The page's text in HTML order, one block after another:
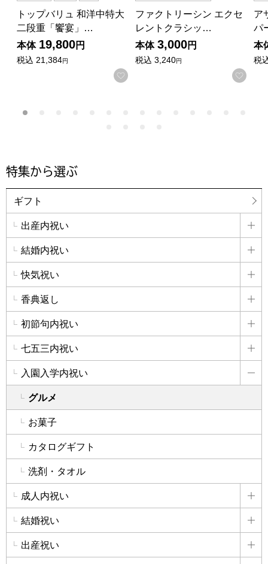
トップバリュ 和洋中特大
二段重「饗宴」…
本体 19,800円
税込 21,384円
お気に入りに登録する
ファクトリーシン エクセ
レントクラシッ…
本体 3,000円
税込 3,240円
お気
ア
パ
本
税
特集から選ぶ
ギフト
出産内祝い
詳
結婚内祝い
詳
快気祝い
詳
香典返し
詳
初節句内祝い
詳
七五三内祝い
詳
入園入学内祝い
グルメ
お菓子
カタログギフト
洗剤・タオル
成人内祝い
詳
結婚祝い
詳
出産祝い
詳